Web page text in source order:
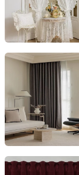
Foshan Delong
Guangdong,